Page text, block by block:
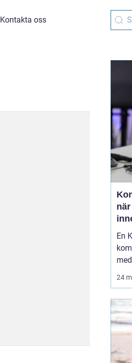
Kontakta oss
En
kort
24